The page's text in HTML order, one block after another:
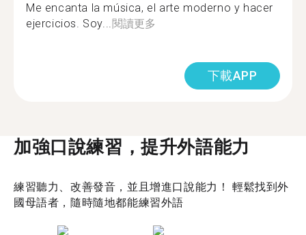
Me encanta la música, el arte moderno y hacer
ejercicios. Soy... 閱讀更多
下載APP
加強口說練習，提升外語能力
練習聽力、改善發音，並且增進口說能力！ 輕鬆找到外
國母語者，隨時隨地都能練習外語